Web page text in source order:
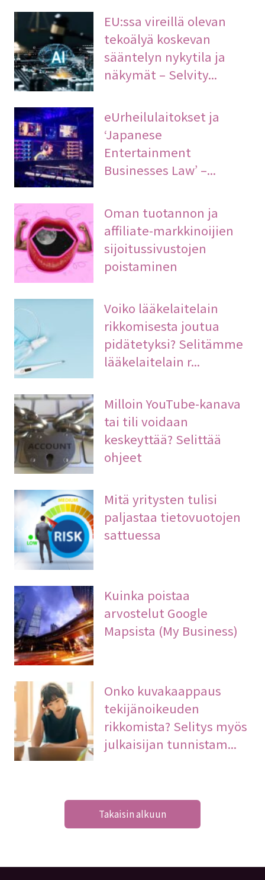
EU:ssa vireillä olevan
tekoälyä koskevan
sääntelyn nykytila ja
näkymät – Selvity...
eUrheilulaitokset ja
‘Japanese
Entertainment
Businesses Law’ –...
Oman tuotannon ja
affiliate-markkinoijien
sijoitussivustojen
poistaminen
Voiko lääkelaitelain
rikkomisesta joutua
pidätetyksi? Selitämme
lääkelaitelain r...
Milloin YouTube-kanava
tai tili voidaan
keskeyttää? Selittää
ohjeet
Mitä yritysten tulisi
paljastaa tietovuotojen
sattuessa
Kuinka poistaa
arvostelut Google
Mapsista (My Business)
Onko kuvakaappaus
tekijänoikeuden
rikkomista? Selitys myös
julkaisijan tunnistam...
Takaisin alkuun